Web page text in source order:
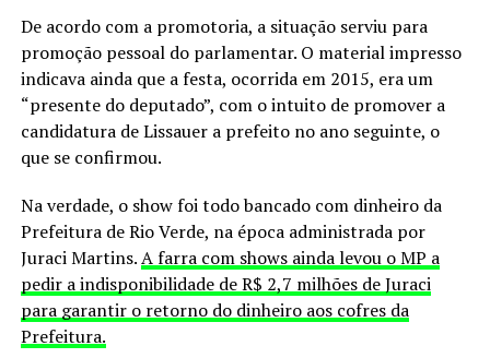
De acordo com a promotoria, a situação serviu para
promoção pessoal do parlamentar. O material impresso
indicava ainda que a festa, ocorrida em 2015, era um
“presente do deputado”, com o intuito de promover a
candidatura de Lissauer a prefeito no ano seguinte, o
que se confirmou.
Na verdade, o show foi todo bancado com dinheiro da
Prefeitura de Rio Verde, na época administrada por
Juraci Martins.A farra com shows ainda levou o MP a
pedir a indisponibilidade de R$ 2,7 milhões de Juraci
para garantir o retorno do dinheiro aos cofres da
Prefeitura.